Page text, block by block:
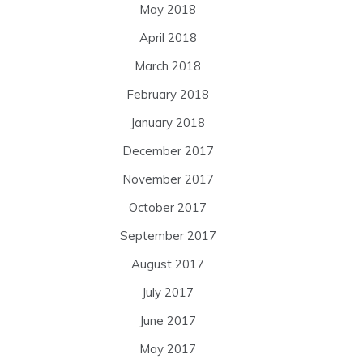
May 2018
April 2018
March 2018
February 2018
January 2018
December 2017
November 2017
October 2017
September 2017
August 2017
July 2017
June 2017
May 2017